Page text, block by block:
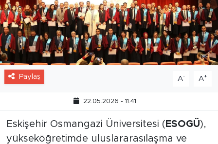
Paylaş A- A+
22.05.2026 - 11:41
Eskişehir Osmangazi Üniversitesi ( ESOGÜ),
yükseköğretimde uluslararasılaşma ve